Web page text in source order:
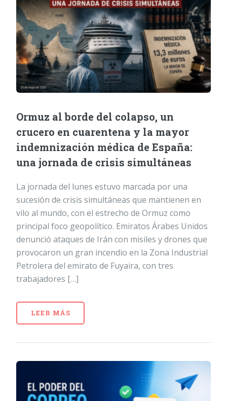
Ormuz al borde del colapso, un
crucero en cuarentena y la mayor
indemnización médica de España:
una jornada de crisis simultáneas
La jornada del lunes estuvo marcada por una
sucesión de crisis simultáneas que mantienen en
vilo al mundo, con el estrecho de Ormuz como
principal foco geopolítico. Emiratos Árabes Unidos
denunció ataques de Irán con misiles y drones que
provocaron un gran incendio en la Zona Industrial
Petrolera del emirato de Fuyaira, con tres
trabajadores […]
LEER MÁS